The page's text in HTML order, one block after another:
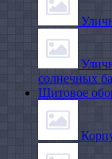
солнечных
Щитовое